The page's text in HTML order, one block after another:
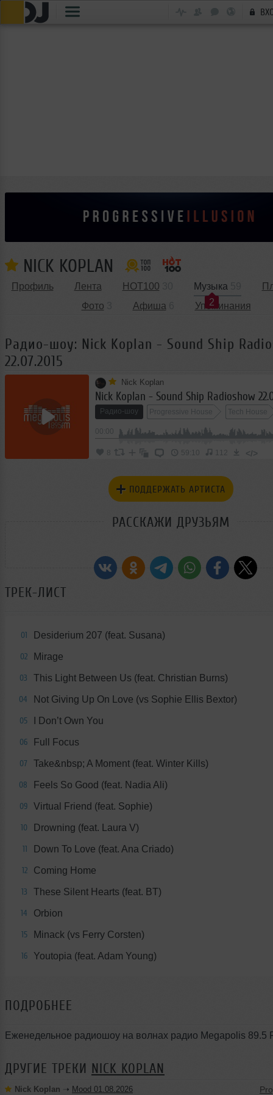
NICK KOPLAN
Профиль Лента HOT100
Музыка
2
Фото
Афиша Упоминания
Радио-шоу: Nick Koplan - Sound Ship
22.07.2015
Nick Koplan
Nick Koplan - Sound Ship Radioshow
Радио-шоу Progressive House Tech House
Deep House Deep Techno
59:10 112 </>
ПОДДЕРЖАТЬ АРТИСТА
РАССКАЖИ ДРУЗЬЯМ
ТРЕК-ЛИСТ
01 Desiderium 207 (feat. Susana)
02 Mirage
03 This Light Between Us (feat. Christian Burns)
04 Not Giving Up On Love (vs Sophie Ellis Bextor)
05 I Don’t Own You
06 Full Focus
07 Take&nbsp; A Moment (feat. Winter Kills)
08 Feels So Good (feat. Nadia Ali)
09 Virtual Friend (feat. Sophie)
10 Drowning (feat. Laura V)
11 Down To Love (feat. Ana Criado)
12 Coming Home
13 These Silent Hearts (feat. BT)
14 Orbion
15 Minack (vs Ferry Corsten)
16 Youtopia (feat. Adam Young)
ПОДРОБНЕЕ
Еженедельное радиошоу на волнах радио Megapolis 89.5
ДРУГИЕ ТРЕКИ NICK KOPLAN
Nick Koplan ➝ Mood 01.08.2026